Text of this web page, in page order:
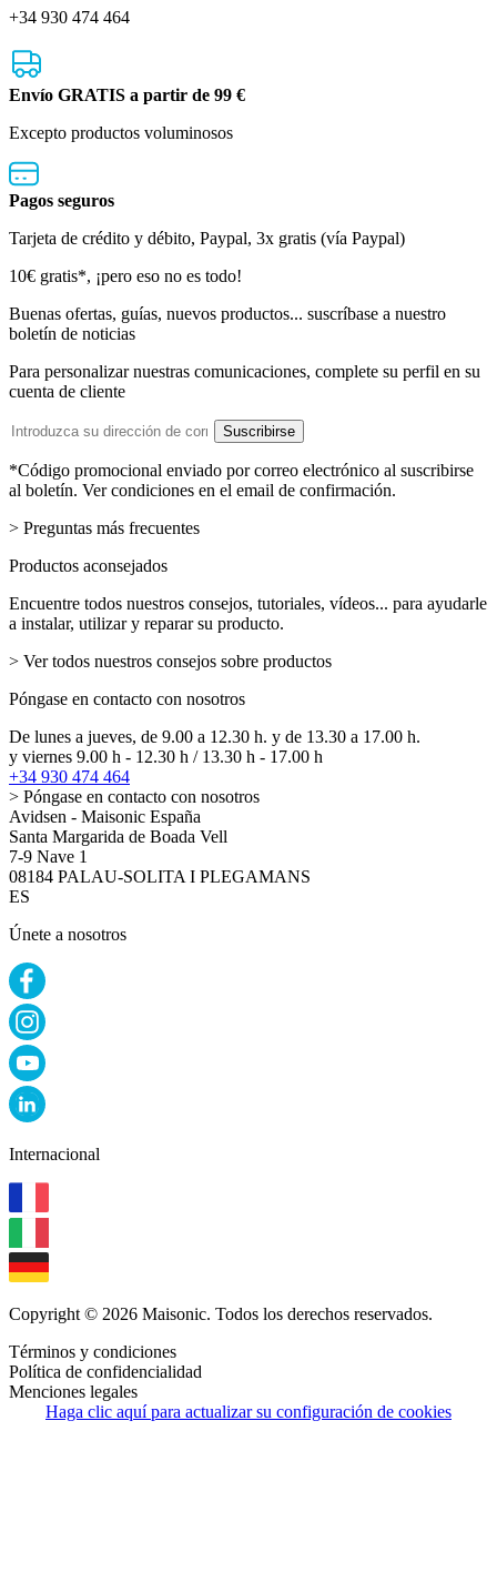
+34 930 474 464
Envío GRATIS a partir de 99 €
Excepto productos voluminosos
Pagos seguros
Tarjeta de crédito y débito, Paypal, 3x gratis (vía Paypal)
Boletín
de
noticias
10€ gratis*, ¡pero eso no es todo!
Buenas ofertas, guías, nuevos productos... suscríbase a nuestro
boletín de noticias
Para personalizar nuestras comunicaciones, complete su perfil en su
cuenta de cliente
Dirección
email
Suscribirse
*Código promocional enviado por correo electrónico al suscribirse
al boletín. Ver condiciones en el email de confirmación.
> Preguntas más frecuentes
Productos aconsejados
Encuentre todos nuestros consejos, tutoriales, vídeos... para ayudarle
a instalar, utilizar y reparar su producto.
> Ver todos nuestros consejos sobre productos
Póngase en contacto con nosotros
De lunes a jueves, de 9.00 a 12.30 h. y de 13.30 a 17.00 h.
y viernes 9.00 h - 12.30 h / 13.30 h - 17.00 h
+34 930 474 464
> Póngase en contacto con nosotros
Avidsen - Maisonic España
Santa Margarida de Boada Vell
7-9 Nave 1
08184 PALAU-SOLITA I PLEGAMANS
ES
Únete a nosotros
Internacional
Copyright © 2026 Maisonic. Todos los derechos reservados.
Términos y condiciones
Política de confidencialidad
Menciones legales
Haga clic aquí para actualizar su configuración de cookies